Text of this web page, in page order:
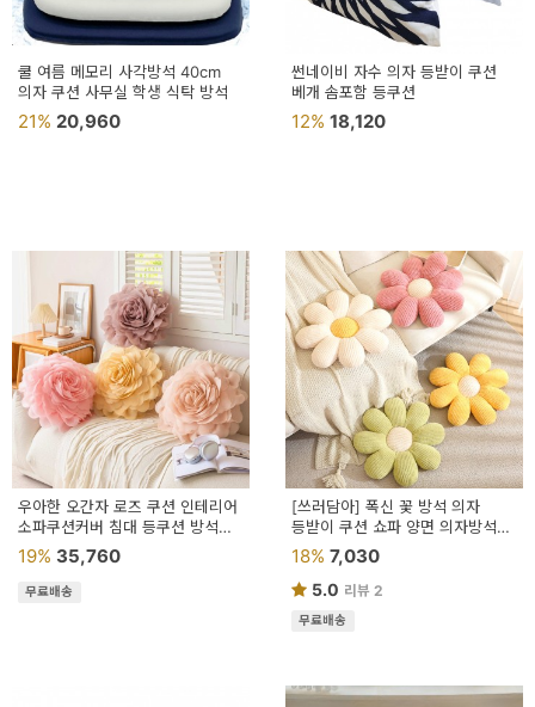
쿨 여름 메모리 사각방석 40cm
의자 쿠션 사무실 학생 식탁 방석
21% 20,960
썬네이비 자수 의자 등받이 쿠션
베개 솜포함 등쿠션
12% 18,120
우아한 오간자 로즈 쿠션 인테리어
소파쿠션커버 침대 등쿠션 방석
45x45 쿠션솜포함
19% 35,760
무료배송
[쓰러담아] 폭신 꽃 방석 의자
등받이 쿠션 쇼파 양면 의자방석
인테리어
18% 7,030
5.0 리뷰 2
무료배송